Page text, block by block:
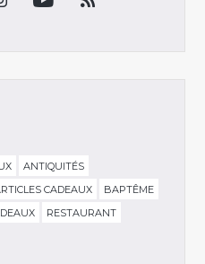
ANTIQUITÉS
CADEAUX
BAPTÊME
RESTAURANT